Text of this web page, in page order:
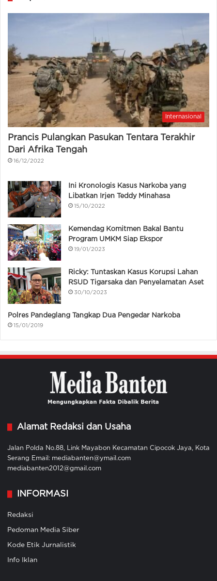
Internasional
Prancis Pulangkan Pasukan Tentara Terakhir
Dari Afrika Tengah
16/12/2022
Ini Kronologis Kasus Narkoba yang
Libatkan Irjen Teddy Minahasa
15/10/2022
Kemendag Komitmen Bakal Bantu
Program UMKM Siap Ekspor
19/01/2023
Ricky: Tuntaskan Kasus Korupsi Lahan
RSUD Tigarsaka dan Penyelamatan Aset
30/10/2023
Polres Pandeglang Tangkap Dua Pengedar Narkoba
15/01/2019
Alamat Redaksi dan Usaha
Jalan Polda No.88, Link Mayabon Kecamatan Cipocok Jaya, Kota
Serang Email: mediabanten@ymail.com
mediabanten2012@gmail.com
INFORMASI
Redaksi
Pedoman Media Siber
Kode Etik Jurnalistik
Info Iklan